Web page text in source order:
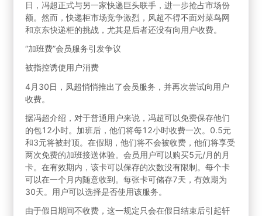
日，冯超正式与另一家快递巨头联手，进一步抢占市场份
额。然而，快递柜市场竞争激烈，风超不得不面对菜鸟网
和京东快递柜的挑战，尤其是后者还没有向用户收费。
“加班费”会员服务引发争议
被指控诱使用户消费
4月30日，凤超悄悄推出了会员服务，并再次尝试向用户
收费。
据冯超介绍，对于普通用户来说，冯超可以免费保存他们
的包12小时。加班后，他们将每12小时收费一次。0.5元
和3元将被封顶。在假期，他们将不会被收费，他们将享受
两次免费的加班接送体验。会员用户可以购买5元/月的月
卡。在有效期内，该卡可以保存的次数没有限制。每个卡
可以在一个月内随意收到。每张卡可储存7天，有效期为
30天。用户可以选择是否使用该服务。
由于假日期间不收费，这一规定只会在假日结束后引起轩